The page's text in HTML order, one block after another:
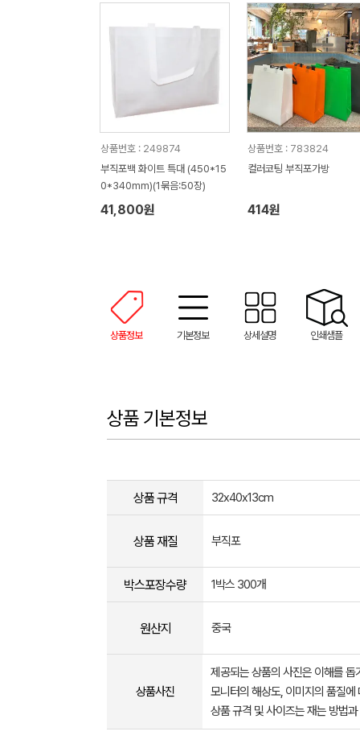
상품번호 : 249874
부직포백 화이트 특대 (450*15
0*340mm)(1묶음:50장)
41,800원
상품번호 : 783824
컬러코팅 부직포가방
414원
상품정보 기본정보 상세설명 인쇄샘플
상품 기본정보
상품 규격 32x40x13cm
상품 재질 부직포
박스포장수량 1박스 300개
원산지 중국
상품사진
제공되는 상품의 사진은 이해를
모니터의 해상도, 이미지의 품질
상품 규격 및 사이즈는 재는 방법